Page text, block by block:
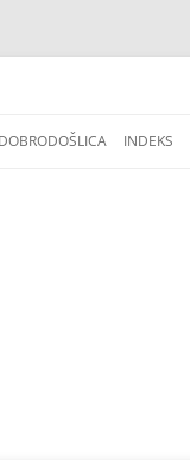
DOBRODOŠLICA INDEKS